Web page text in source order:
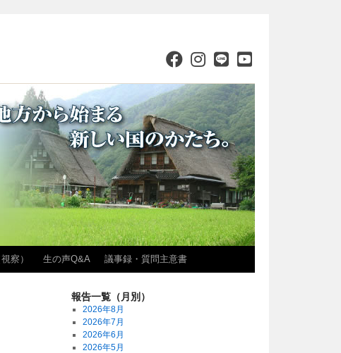
察） 生の声Q&A 議事録・質問主意書
報告一覧（月別）
2026年8月
2026年7月
2026年6月
2026年5月